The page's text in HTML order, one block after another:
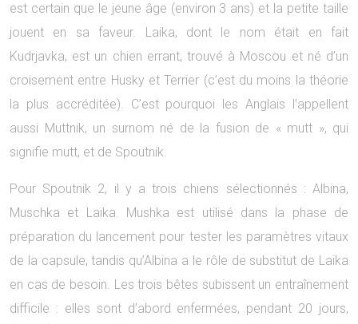
est certain que le jeune âge (environ 3 ans) et la petite taille
jouent en sa faveur. Laika, dont le nom était en fait
Kudrjavka, est un chien errant, trouvé à Moscou et né d’un
croisement entre Husky et Terrier (c’est du moins la théorie
la plus accréditée). C’est pourquoi les Anglais l’appellent
aussi Muttnik, un surnom né de la fusion de « mutt », qui
signifie mutt, et de Spoutnik.
Pour Spoutnik 2, il y a trois chiens sélectionnés : Albina,
Muschka et Laika. Mushka est utilisé dans la phase de
préparation du lancement pour tester les paramètres vitaux
de la capsule, tandis qu’Albina a le rôle de substitut de Laika
en cas de besoin. Les trois bêtes subissent un entraînement
difficile : elles sont d’abord enfermées, pendant 20 jours,